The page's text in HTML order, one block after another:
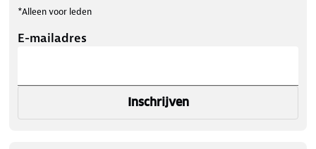
*Alleen voor leden
E-mailadres
Inschrijven